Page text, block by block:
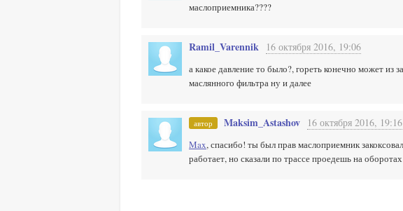
маслоприемника????
Ramil_Varennik 16 октября 2016, 19:06
а какое давление то было?, гореть конечно может из
маслянного фильтра ну и далее
автор Maksim_Astashov 16 октября 2016, 19:16
Max, спасибо! ты был прав маслоприемник
работает, но сказали по трассе проедешь на